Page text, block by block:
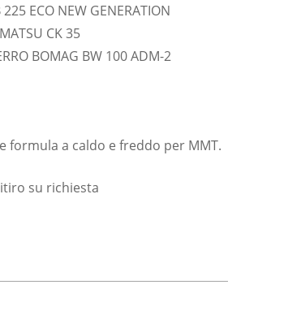
ECO NEW GENERATION
CK 35
BOMAG BW 100 ADM-2
formula a caldo e freddo per MMT.
su richiesta